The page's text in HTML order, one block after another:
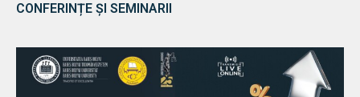
CONFERINȚE ȘI SEMINARII